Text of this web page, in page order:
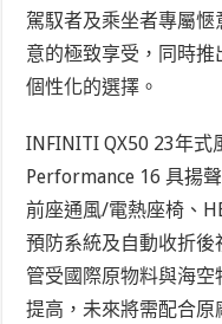
駕馭者及乘坐者專屬
意的極致享受，同時
個性化的選擇。
INFINITI QX50 23年式
Performance 16 具揚
前座通風/電熱座椅、
預防系統及自動收折
管受國際原物料與海
提高，未來將需配合